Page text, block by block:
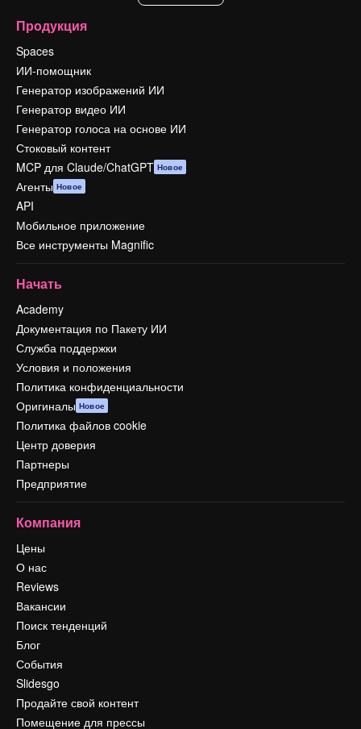
Продукция
Spaces
ИИ-помощник
Генератор изображений ИИ
Генератор видео ИИ
Генератор голоса на основе ИИ
Стоковый контент
MCP для Claude/ChatGPT Новое
Агенты Новое
API
Мобильное приложение
Все инструменты Magnific
Начать
Academy
Документация по Пакету ИИ
Служба поддержки
Условия и положения
Политика конфиденциальности
Оригиналы Новое
Политика файлов cookie
Центр доверия
Партнеры
Предприятие
Компания
Цены
О нас
Reviews
Вакансии
Поиск тенденций
Блог
События
Slidesgo
Продайте свой контент
Помещение для прессы